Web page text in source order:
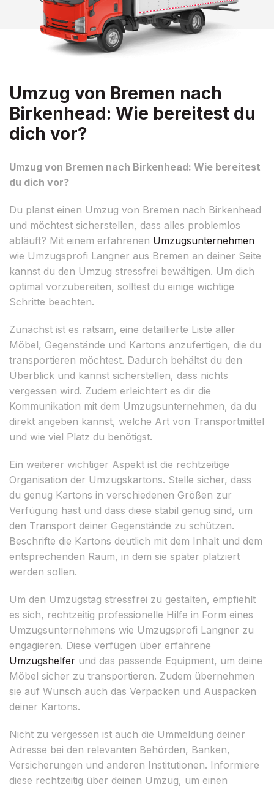
Umzug von Bremen nach
Birkenhead: Wie bereitest du
dich vor?
Umzug von Bremen nach Birkenhead: Wie bereitest
du dich vor?
Du planst einen Umzug von Bremen nach Birkenhead
und möchtest sicherstellen, dass alles problemlos
abläuft? Mit einem erfahrenen Umzugsunternehmen
wie Umzugsprofi Langner aus Bremen an deiner Seite
kannst du den Umzug stressfrei bewältigen. Um dich
optimal vorzubereiten, solltest du einige wichtige
Schritte beachten.
Zunächst ist es ratsam, eine detaillierte Liste aller
Möbel, Gegenstände und Kartons anzufertigen, die du
transportieren möchtest. Dadurch behältst du den
Überblick und kannst sicherstellen, dass nichts
vergessen wird. Zudem erleichtert es dir die
Kommunikation mit dem Umzugsunternehmen, da du
direkt angeben kannst, welche Art von Transportmittel
und wie viel Platz du benötigst.
Ein weiterer wichtiger Aspekt ist die rechtzeitige
Organisation der Umzugskartons. Stelle sicher, dass
du genug Kartons in verschiedenen Größen zur
Verfügung hast und dass diese stabil genug sind, um
den Transport deiner Gegenstände zu schützen.
Beschrifte die Kartons deutlich mit dem Inhalt und dem
entsprechenden Raum, in dem sie später platziert
werden sollen.
Um den Umzugstag stressfrei zu gestalten, empfiehlt
es sich, rechtzeitig professionelle Hilfe in Form eines
Umzugsunternehmens wie Umzugsprofi Langner zu
engagieren. Diese verfügen über erfahrene
Umzugshelfer und das passende Equipment, um deine
Möbel sicher zu transportieren. Zudem übernehmen
sie auf Wunsch auch das Verpacken und Auspacken
deiner Kartons.
Nicht zu vergessen ist auch die Ummeldung deiner
Adresse bei den relevanten Behörden, Banken,
Versicherungen und anderen Institutionen. Informiere
diese rechtzeitig über deinen Umzug, um einen